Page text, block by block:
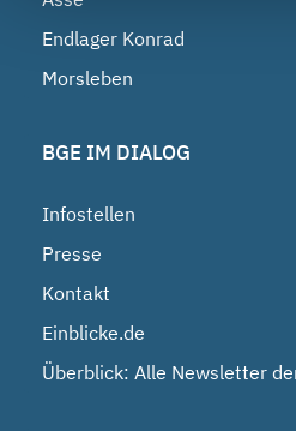
Endlager Konrad
Morsleben
BGE IM DIALOG
Infostellen
Presse
Kontakt
Einblicke.de
Überblick: Alle Newsletter